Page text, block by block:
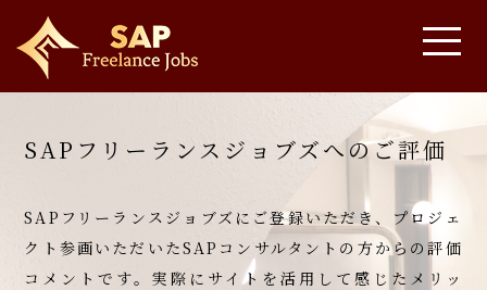
SAPフリーランスジョブズへのご評価
SAPフリーランスジョブズにご登録いただき、
プロジェ
クト参画いただいたSAPコンサルタントの方からの評価
コメントです。実際にサイトを活用して感じたメリッ